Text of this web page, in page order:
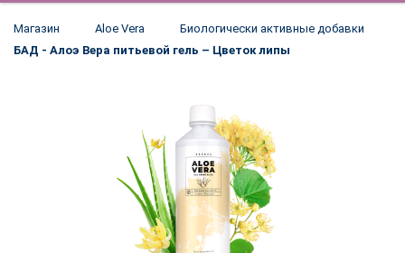
Магазин Aloe Vera
Биологически активные добавки
БАД - Алоэ Вера питьевой гель – Цветок липы